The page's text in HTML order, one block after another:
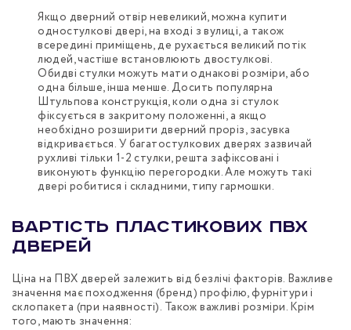
Якщо дверний отвір невеликий, можна купити
одностулкові двері, на вході з вулиці, а також
всередині приміщень, де рухається великий потік
людей, частіше встановлюють двостулкові.
Обидві стулки можуть мати однакові розміри, або
одна більше, інша менше. Досить популярна
Штульпова конструкція, коли одна зі стулок
фіксується в закритому положенні, а якщо
необхідно розширити дверний проріз, засувка
відкривається. У багатостулкових дверях зазвичай
рухливі тільки 1-2 стулки, решта зафіксовані і
виконують функцію перегородки. Але можуть такі
двері робитися і складними, типу гармошки.
Вартість пластикових ПВХ
дверей
Ціна на ПВХ дверей залежить від безлічі факторів. Важливе
значення має походження (бренд) профілю, фурнітури і
склопакета (при наявності). Також важливі розміри. Крім
того, мають значення: